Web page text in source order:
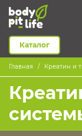
Каталог
Главная Креатин и